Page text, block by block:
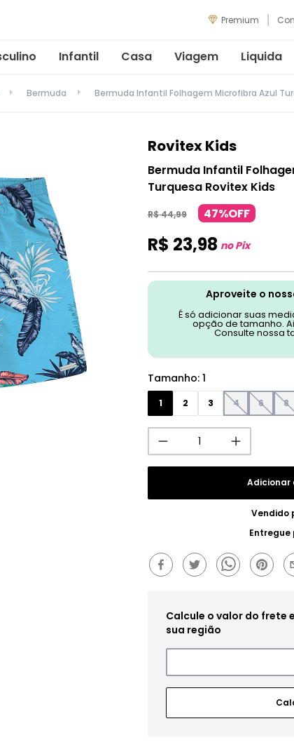
Premium
Infantil Casa Viagem Liquida
Bermuda Bermuda Infantil Folhagem Microfibra Azul
Rovitex Kids
Bermuda Infantil
Turquesa Rovitex Kids
R$44,99 47%OFF
R$ 23,98 no Pix
Aproveite o
É só adicionar suas
opção de tamanho.
Consulte nossa
Tamanho: 1
1 2 3 4 6 8
Adicionar
Vendido
Entregue